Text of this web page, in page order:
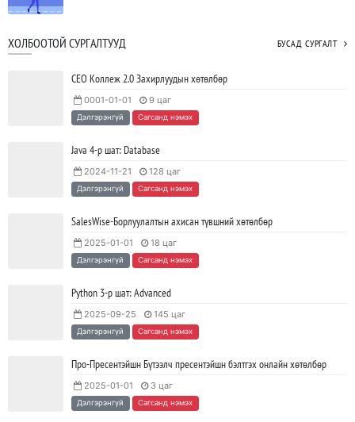
Борлуулагчид "ЮҮЛҮҮР"-т төвлөрөх шаардлагагүй болж
2023/06/02 SHARE
Тодорхойгүй цаг үед CEO нар хэрхэн инновацийг дэмжих вэ?
JAVA программчлалын хэлний олимпиад амжилттай зохион
байгуулагдлаа.
2023/05/15 SHARE
Java VS Python: Аль хэлийг түрүүлж сурах вэ?
Ажил дээрээ сайн найзтай байх нь ажлын бүтээмж
нэмэгдүүлж, тогтвортой ажиллах суурь болдог
2023/04/25 SHARE
ХОЛБООТОЙ СУРГАЛТУУД БУСАД СУРГАЛТ
СЕО Коллеж 2.0 Захирлуудын хөтөлбөр
0001-01-01 9 цаг
Дэлгэрэнгүй Сагсанд нэмэх
Java 4-р шат: Database
2024-11-21 128 цаг
Дэлгэрэнгүй Сагсанд нэмэх
SalesWise-Борлуулалтын ахисан түвшний хөтөлбөр
2025-01-01 18 цаг
Дэлгэрэнгүй Сагсанд нэмэх
Python 3-р шат: Advanced
2025-09-25 145 цаг
Дэлгэрэнгүй Сагсанд нэмэх
Про-Пресентэйшн Бүтээлч пресентэйшн бэлтгэх онлайн хөтөлбөр
2025-01-01 3 цаг
Дэлгэрэнгүй Сагсанд нэмэх